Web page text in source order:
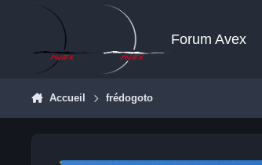
Aller au contenu
Forum Avex
Accueil frédogoto